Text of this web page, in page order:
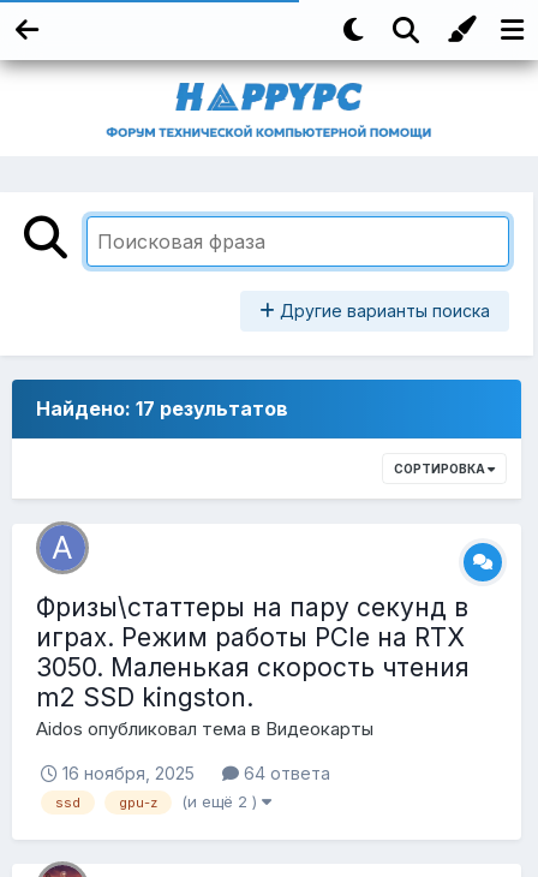
Другие варианты поиска
Найдено: 17 результатов
СОРТИРОВКА
Фризы\статтеры на пару секунд в
играх. Режим работы PCIe на RTX
3050. Маленькая скорость чтения
m2 SSD kingston.
Aidos опубликовал тема в Видеокарты
16 ноября, 2025 64 ответа
ssd gpu-z (и ещё 2 )